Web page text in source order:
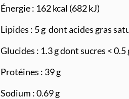
Énergie : 162 kcal (682 kJ)
Lipides : 5 g dont acides gras
Glucides : 1.3 g dont sucres < 0.5
Protéines : 39 g
Sodium : 0.69 g